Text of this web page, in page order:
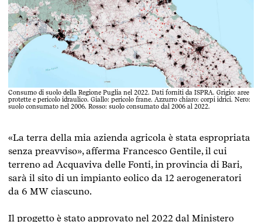
Consumo di suolo della Regione Puglia nel 2022. Dati forniti da ISPRA. Grigio: aree
protette e pericolo idraulico. Giallo: pericolo frane. Azzurro chiaro: corpi idrici. Nero:
suolo consumato nel 2006. Rosso: suolo consumato dal 2006 al 2022.
«La terra della mia azienda agricola è stata espropriata
senza preavviso», afferma Francesco Gentile, il cui
terreno ad Acquaviva delle Fonti, in provincia di Bari,
sarà il sito di un impianto eolico da 12 aerogeneratori
da 6 MW ciascuno.
Il progetto è stato approvato nel 2022 dal Ministero